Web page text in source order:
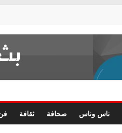
ناس وناس صحافة ثقافة